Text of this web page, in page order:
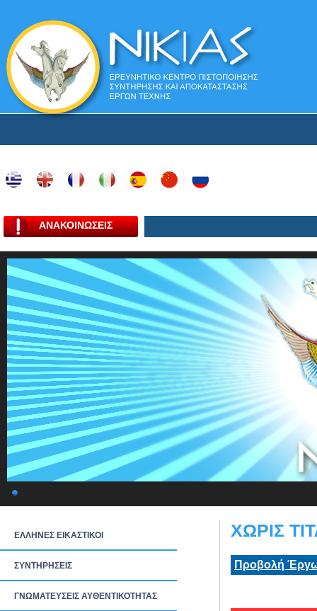
ΑΝΑΚΟΙΝΩΣΕΙΣ
ΕΛΛΗΝΕΣ ΕΙΚΑΣΤΙΚΟΙ
ΣΥΝΤΗΡΗΣΕΙΣ
ΓΝΩΜΑΤΕΥΣΕΙΣ ΑΥΘΕΝΤΙΚΟΤΗΤΑΣ
ΧΩΡΙΣ
Προβολή